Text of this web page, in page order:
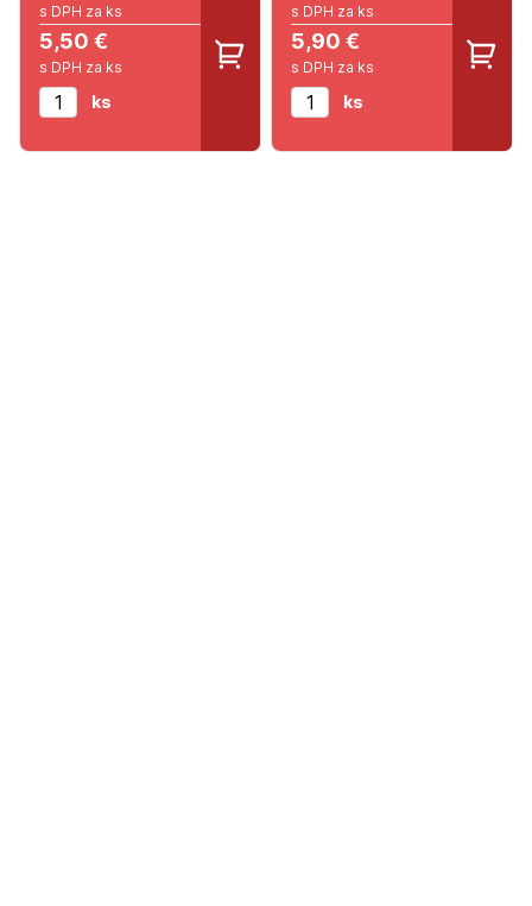
s DPH za ks
5,50 €
s DPH za ks
ks
s DPH za ks
5,90 €
s DPH za ks
ks